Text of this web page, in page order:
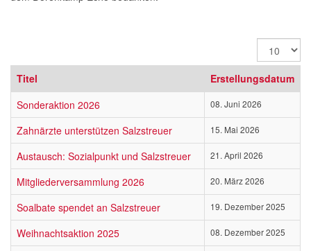
Anzeige
#
Titel
Erstellungsdatum
Sonderaktion 2026
08. Juni 2026
Zahnärzte unterstützen Salzstreuer 15. Mai 2026
Austausch: Sozialpunkt und Salzstreuer 21. April 2026
Mitgliederversammlung 2026 20. März 2026
Soalbate spendet an Salzstreuer 19. Dezember 2025
Weihnachtsaktion 2025 08. Dezember 2025